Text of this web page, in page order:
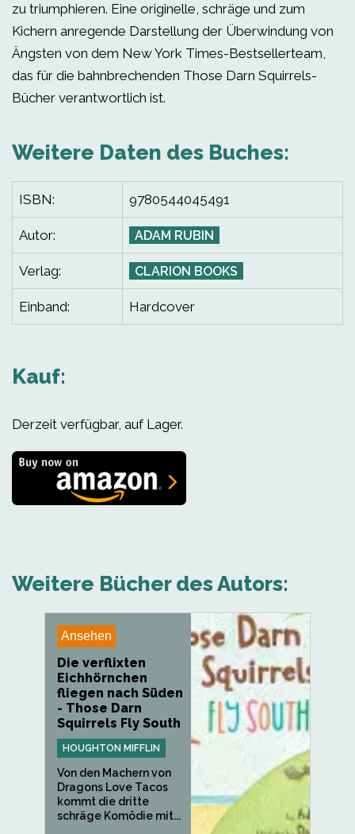
zu triumphieren. Eine originelle, schräge und zum
Kichern anregende Darstellung der Überwindung von
Ängsten von dem New York Times-Bestsellerteam,
das für die bahnbrechenden Those Darn Squirrels-
Bücher verantwortlich ist.
Weitere Daten des Buches:
ISBN: 9780544045491
Autor: ADAM RUBIN
Verlag: CLARION BOOKS
Einband: Hardcover
Kauf:
Derzeit verfügbar, auf Lager.
Weitere Bücher des Autors:
Ansehen
Die verflixten
Eichhörnchen
fliegen nach Süden
- Those Darn
Squirrels Fly South
HOUGHTON MIFFLIN
Von den Machern von
Dragons Love Tacos
kommt die dritte
schräge Komödie mit...